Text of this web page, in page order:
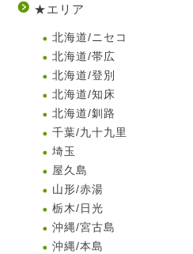
★エリア
北海道/ニセコ
北海道/帯広
北海道/登別
北海道/知床
北海道/釧路
千葉/九十九里
埼玉
屋久島
山形/赤湯
栃木/日光
沖縄/宮古島
沖縄/本島